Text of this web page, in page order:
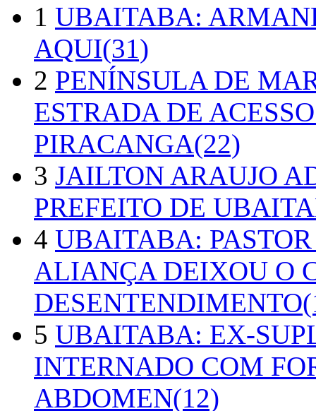
1 UBAITABA:
AQUI(31)
2 PENÍNSULA DE
ESTRADA DE
PIRACANGA(22)
3 JAILTON ARAUJO
PREFEITO DE
4 UBAITABA:
ALIANÇA DEIXOU O
5 UBAITABA: EX-
INTERNADO COM
ABDOMEN(12)